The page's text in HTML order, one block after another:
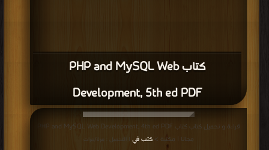
كتاب PHP and MySQL Web
Development, 5th ed PDF
قراءة و تحميل كتاب كتاب PHP and MySQL Web Development, 4th ed PDF
مجانا | مكتبة >كتب في | التحميل : مرة/مرات